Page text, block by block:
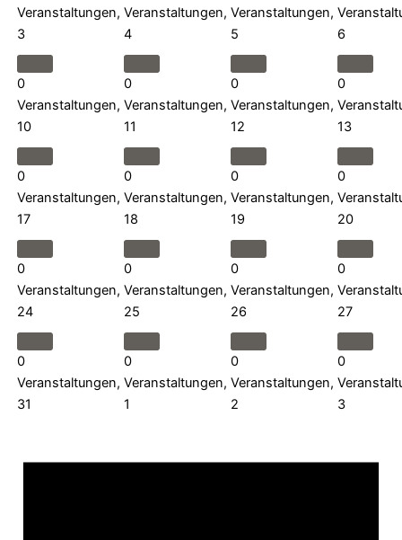
Veranstaltungen,
3
Veranstaltungen,
4
Veranstaltungen,
5
6
0
Veranstaltungen,
10
0
Veranstaltungen,
11
0
Veranstaltungen,
12
0
13
0
Veranstaltungen,
17
0
Veranstaltungen,
18
0
Veranstaltungen,
19
0
20
0
Veranstaltungen,
24
0
Veranstaltungen,
25
0
Veranstaltungen,
26
0
27
0
Veranstaltungen,
31
0
Veranstaltungen,
1
0
Veranstaltungen,
2
0
3